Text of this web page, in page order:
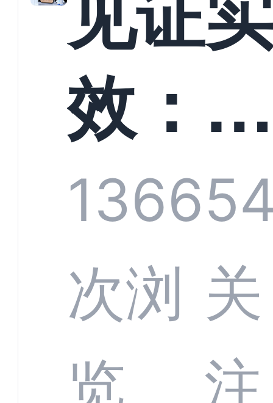
螳螂科
技何以
定义行
业标
效：螳
螂科技
CRM
何助力
1366
次浏
览
关
注